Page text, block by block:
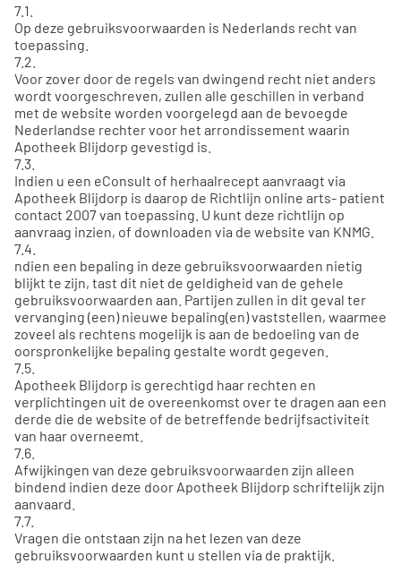
7.1.
Op deze gebruiksvoorwaarden is Nederlands recht van
toepassing.
7.2.
Voor zover door de regels van dwingend recht niet anders
wordt voorgeschreven, zullen alle geschillen in verband
met de website worden voorgelegd aan de bevoegde
Nederlandse rechter voor het arrondissement waarin
Apotheek Blijdorp gevestigd is.
7.3.
Indien u een eConsult of herhaalrecept aanvraagt via
Apotheek Blijdorp is daarop de Richtlijn online arts- patient
contact 2007 van toepassing. U kunt deze richtlijn op
aanvraag inzien, of downloaden via de website van KNMG.
7.4.
ndien een bepaling in deze gebruiksvoorwaarden nietig
blijkt te zijn, tast dit niet de geldigheid van de gehele
gebruiksvoorwaarden aan. Partijen zullen in dit geval ter
vervanging (een) nieuwe bepaling(en) vaststellen, waarmee
zoveel als rechtens mogelijk is aan de bedoeling van de
oorspronkelijke bepaling gestalte wordt gegeven.
7.5.
Apotheek Blijdorp is gerechtigd haar rechten en
verplichtingen uit de overeenkomst over te dragen aan een
derde die de website of de betreffende bedrijfsactiviteit
van haar overneemt.
7.6.
Afwijkingen van deze gebruiksvoorwaarden zijn alleen
bindend indien deze door Apotheek Blijdorp schriftelijk zijn
aanvaard.
7.7.
Vragen die ontstaan zijn na het lezen van deze
gebruiksvoorwaarden kunt u stellen via de praktijk.